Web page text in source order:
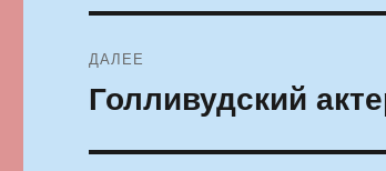
ДАЛЕЕ
Следующая
Голливудский